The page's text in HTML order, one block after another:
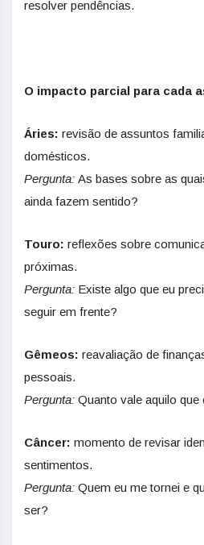
resolver pendências.
O impacto parcial para cada
Áries: revisão de assuntos
domésticos.
Pergunta: As bases sobre as
ainda fazem sentido?
Touro: reflexões sobre
próximas.
Pergunta: Existe algo que eu
seguir em frente?
Gêmeos: reavaliação de
pessoais.
Pergunta: Quanto vale aquilo que
Câncer: momento de revisar
sentimentos.
Pergunta: Quem eu me tornei e
ser?